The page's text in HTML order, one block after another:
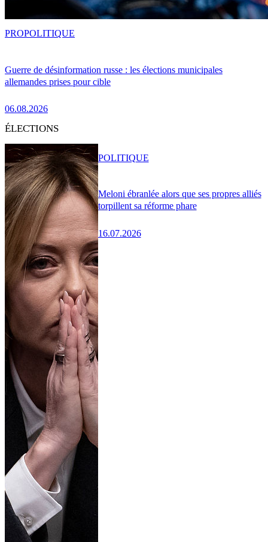
Guerre de désinformation russe : les élections municipales
allemandes prises pour cible
06.08.2026
PROPOLITIQUE
ÉLECTIONS
Meloni ébranlée alors que ses propres alliés
torpillent sa réforme phare
16.07.2026
POLITIQUE